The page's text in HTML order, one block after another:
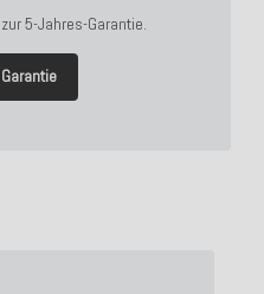
5-Jahres-Garantie.